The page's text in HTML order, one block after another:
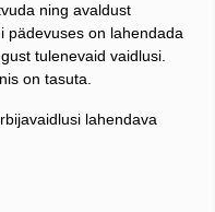
ning avaldust
pädevuses on lahendada
tulenevaid vaidlusi.
on tasuta.
lahendava